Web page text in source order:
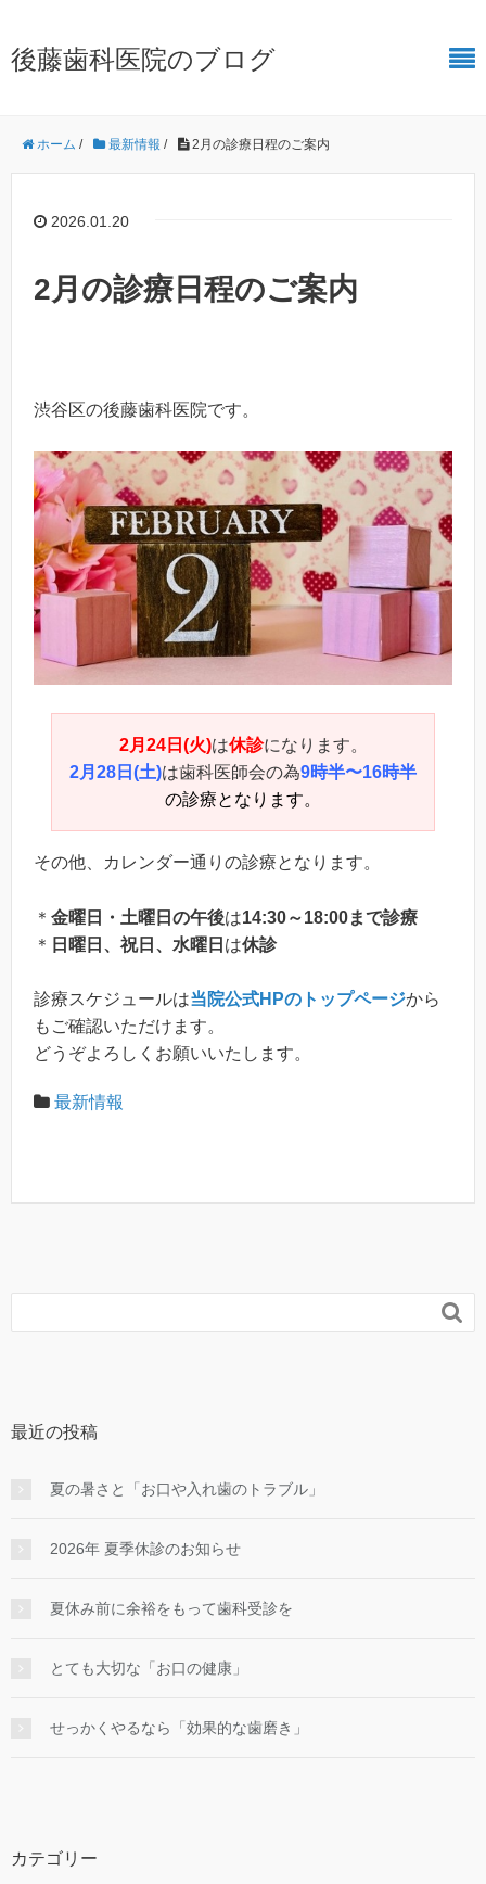
後藤歯科医院のブログ
ホーム / 最新情報 / 2月の診療日程のご案内
2026.01.20
2月の診療日程のご案内
渋谷区の後藤歯科医院です。
2月24日(火)は休診になります。
2月28日(土)は歯科医師会の為9時半〜16時半
の診療となります。
その他、カレンダー通りの診療となります。
＊ 金曜日・土曜日の午後は14:30～18:00まで診療
＊ 日曜日、祝日、水曜日 は休診
診療スケジュールは当院公式HPのトップページから
もご確認いただけます。
どうぞよろしくお願いいたします。
最新情報

最近の投稿
夏の暑さと「お口や入れ歯のトラブル」
2026年 夏季休診のお知らせ
夏休み前に余裕をもって歯科受診を
とても大切な「お口の健康」
せっかくやるなら「効果的な⻭磨き」
カテゴリー